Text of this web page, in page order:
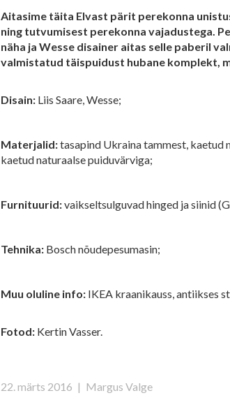
Aitasime täita Elvast pärit perekonna
ning tutvumisest perekonna vajadustega.
näha ja Wesse disainer aitas selle paberil
valmistatud täispuidust hubane komplekt,
Disain: Liis Saare, Wesse;
Materjalid:tasapind Ukraina tammest, kaetud
kaetud naturaalse puiduvärviga;
Furnituurid:vaikseltsulguvad hinged ja siinid
Tehnika: Bosch nõudepesumasin;
Muu oluline info: IKEA kraanikauss, antiikses
Fotod: Kertin Vasser.
22. märts 2016 | Margus Valge